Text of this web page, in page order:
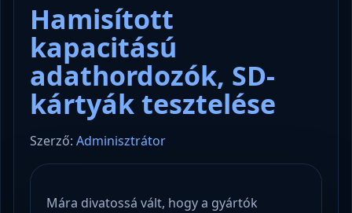
Hamisított
kapacitású
adathordozók, SD-
kártyák tesztelése
Szerző: Adminisztrátor
Mára divatossá vált, hogy a gyártók